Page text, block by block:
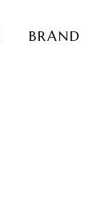
BRAND